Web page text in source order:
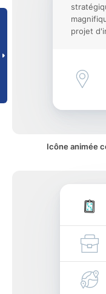
projet
Icône animée